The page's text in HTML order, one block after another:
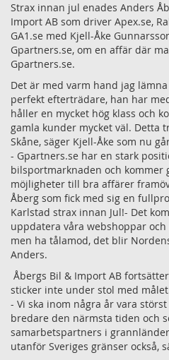
Strax innan jul enades Anders
Import AB som driver Apex.se,
GA1.se med Kjell-Åke
Gpartners.se, om en affär där
Gpartners.se.
Det är med varm hand jag
perfekt efterträdare, han har
håller en mycket hög klass och
gamla kunder mycket väl. Detta
Skåne, säger Kjell-Åke som nu
- Gpartners.se har en stark
bilsportmarknaden och kommer
möjligheter till bra affärer
Åberg som fick med sig en
Karlstad strax innan Jul!- Det
uppdatera våra webshoppar
men ha tålamod, det blir
Anders.
Åbergs Bil & Import AB
sticker inte under stol med
- Vi ska inom några år vara
bredare den närmsta tiden och
samarbetspartners i
utanför Sveriges gränser också,